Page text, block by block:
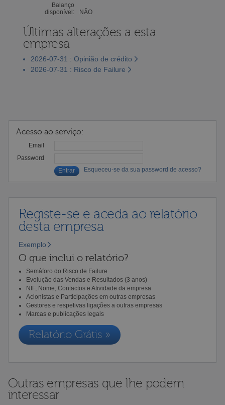
Balanço
disponível:
NÃO
Últimas alterações a esta
empresa
2026-07-31 : Opinião de crédito
2026-07-31 : Risco de Failure
Acesso ao serviço:
Email
Password
Esqueceu-se da sua password de acesso?
Registe-se e aceda ao relatório
desta empresa
Exemplo
O que inclui o relatório?
Semáforo do Risco de Failure
Evolução das Vendas e Resultados (3 anos)
NIF, Nome, Contactos e Atividade da empresa
Acionistas e Participações em outras empresas
Gestores e respetivas ligações a outras empresas
Marcas e publicações legais
Relatório Grátis »
Outras empresas que lhe podem
interessar